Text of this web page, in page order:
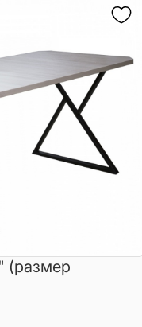
(размер